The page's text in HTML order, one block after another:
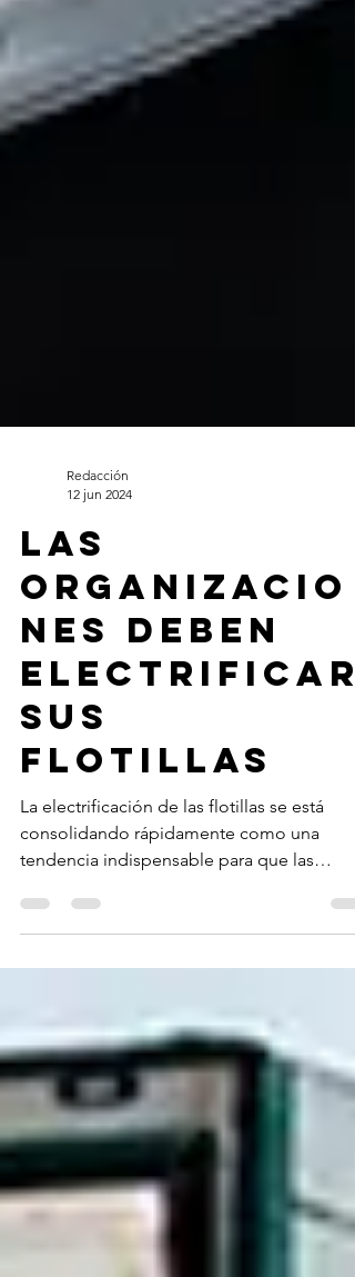
12 jun 2024
Las
organizacio
nes deben
electrificar
sus
flotillas
La electrificación de las flotillas se está
consolidando rápidamente como una
tendencia indispensable para que las